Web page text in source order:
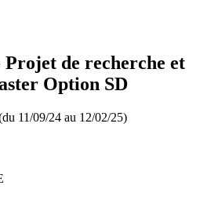
de recherche et
Option SD
11/09/24 au 12/02/25)